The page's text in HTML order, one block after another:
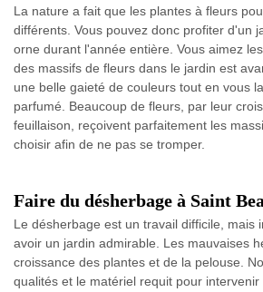
La nature a fait que les plantes à fleurs
différents. Vous pouvez donc profiter d'un
orne durant l'année entière. Vous aimez
des massifs de fleurs dans le jardin est
une belle gaieté de couleurs tout en vous
parfumé. Beaucoup de fleurs, par leur
feuillaison, reçoivent parfaitement les
choisir afin de ne pas se tromper.
Faire du désherbage à Saint
Le désherbage est un travail difficile, mais
avoir un jardin admirable. Les mauvaises
croissance des plantes et de la pelouse.
qualités et le matériel requit pour